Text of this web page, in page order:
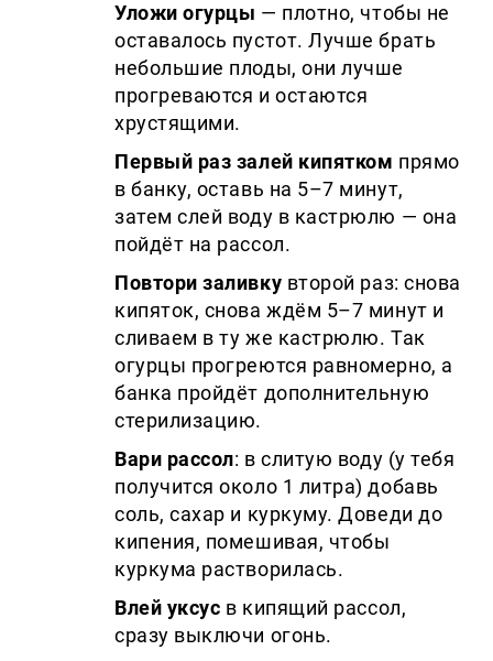
Уложи огурцы — плотно, чтобы не
оставалось пустот. Лучше брать
небольшие плоды, они лучше
прогреваются и остаются
хрустящими.
Первый раз залей кипятком прямо
в банку, оставь на 5–7 минут,
затем слей воду в кастрюлю — она
пойдёт на рассол.
Повтори заливку второй раз: снова
кипяток, снова ждём 5–7 минут и
сливаем в ту же кастрюлю. Так
огурцы прогреются равномерно, а
банка пройдёт дополнительную
стерилизацию.
Вари рассол: в слитую воду (у тебя
получится около 1 литра) добавь
соль, сахар и куркуму. Доведи до
кипения, помешивая, чтобы
куркума растворилась.
Влей уксус в кипящий рассол,
сразу выключи огонь.